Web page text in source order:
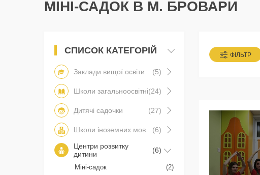
МІНІ-САДОК В М. БРОВАРИ
ФІЛЬТР
СПИСОК КАТЕГОРІЙ
Заклади вищої освіти (5)
Школи загальноосвітні(24)
Дитячі садочки (27)
Школи іноземних мов
(6)
Центри розвитку
дитини
(6)
Міні-садок
(2)